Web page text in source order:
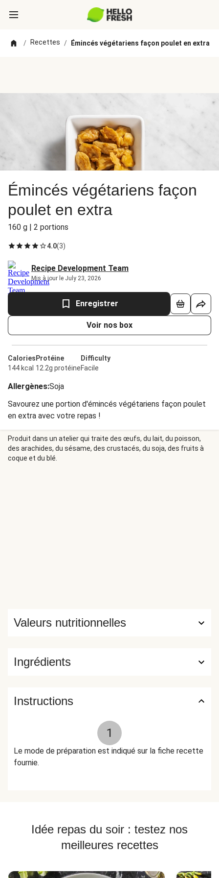
/ Recettes / Émincés végétariens façon poulet en extra
Émincés végétariens façon
poulet en extra
160 g | 2 portions
4.0(3)
Recipe Development Team
Mis à jour le July 23, 2026
Enregistrer
Voir nos box
Calories
144 kcal
Protéine
12.2g protéine
Difficulty
Facile
Allergènes:Soja
Savourez une portion d'émincés végétariens façon poulet
en extra avec votre repas !
Produit dans un atelier qui traite des œufs, du lait, du poisson,
des arachides, du sésame, des crustacés, du soja, des fruits à
coque et du blé.
Ingrédients
Valeurs nutritionnelles
Instructions
1
Le mode de préparation est indiqué sur la fiche recette
fournie.
Idée repas du soir : testez nos
meilleures recettes